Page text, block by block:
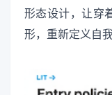
形态设计，让穿
形，重新定义自我